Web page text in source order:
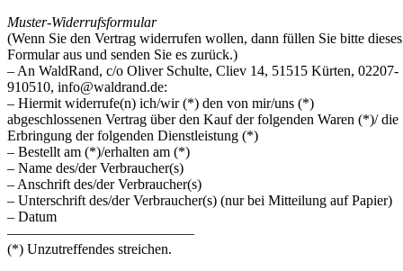
Muster-Widerrufsformular
(Wenn Sie den Vertrag widerrufen wollen, dann füllen Sie bitte dieses
Formular aus und senden Sie es zurück.)
– An WaldRand, c/o Oliver Schulte, Cliev 14, 51515 Kürten, 02207-
910510, info@waldrand.de:
– Hiermit widerrufe(n) ich/wir (*) den von mir/uns (*)
abgeschlossenen Vertrag über den Kauf der folgenden Waren (*)/ die
Erbringung der folgenden Dienstleistung (*)
– Bestellt am (*)/erhalten am (*)
– Name des/der Verbraucher(s)
– Anschrift des/der Verbraucher(s)
– Unterschrift des/der Verbraucher(s) (nur bei Mitteilung auf Papier)
– Datum
—————————————
(*) Unzutreffendes streichen.